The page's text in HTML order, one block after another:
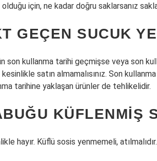
olduğu için, ne kadar doğru saklarsanız
GEÇEN SUCUK
son kullanma tarihi geçmişse veya son
kesinlikle satın almamalısınız. Son
tarihine yaklaşan ürünler de tehlikelidir.
KÜFLENMIŞ
hayır. Küflü sosis yenmemeli,